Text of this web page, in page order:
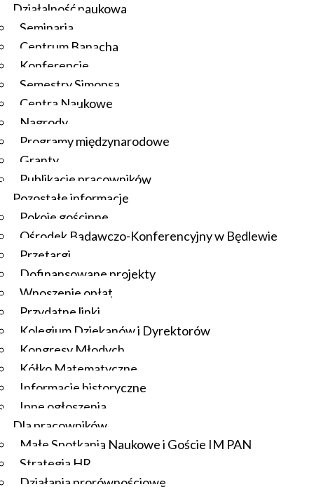
Działalność naukowa
Seminaria
Centrum Banacha
Konferencje
Semestry Simonsa
Centra Naukowe
Nagrody
Programy międzynarodowe
Granty
Publikacje pracowników
Pozostałe informacje
Pokoje gościnne
Ośrodek Badawczo-Konferencyjny w Będlewie
Przetargi
Dofinansowane projekty
Wnoszenie opłat
Przydatne linki
Kolegium Dziekanów i Dyrektorów
Kongresy Młodych
Kółko Matematyczne
Informacje historyczne
Inne ogłoszenia
Dla pracowników
Małe Spotkania Naukowe i Goście IM PAN
Strategia HR
Działania prorównościowe